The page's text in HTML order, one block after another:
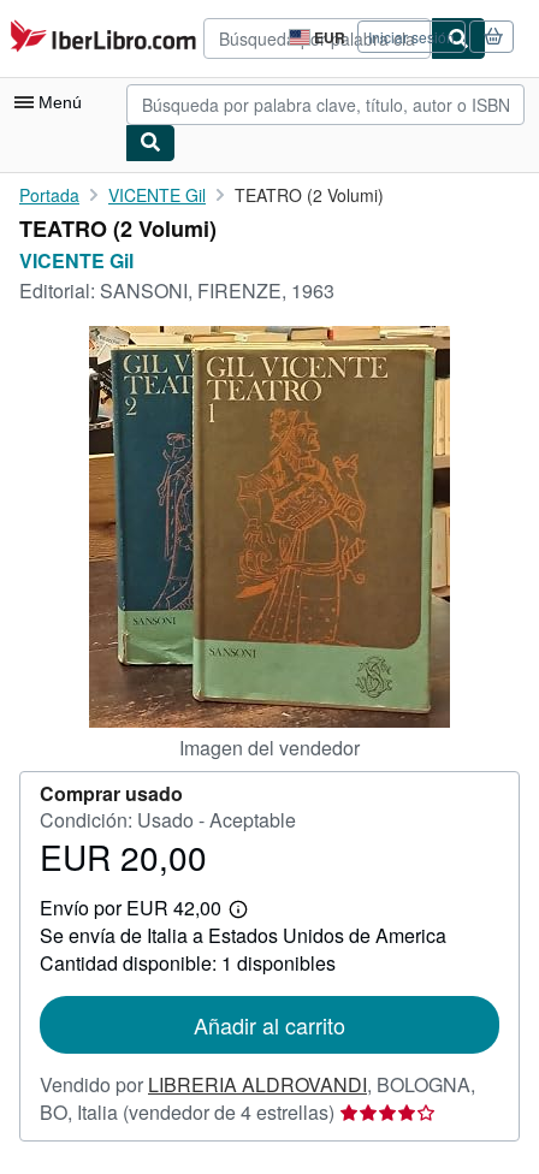
Pasar al contenido principal
IberLibro.com EUR
Preferencias
de
compra
del
Iniciar sesión
Menú
Mi cuenta
Consultar mis pedidos
Libros antiguos
Arte y coleccionismo
Vendedores
Comenzar a vender
CERRAR
Portada VICENTE Gil TEATRO (2 Volumi)
TEATRO (2 Volumi)
VICENTE Gil
Editorial: SANSONI, FIRENZE, 1963
Imagen del vendedor
Comprar usado
Condición: Usado - Aceptable
Precio
20,00
EUR 20,00
Envío por EUR 42,00
Más
información
sobre
las
envío
Se envía de Italia a Estados Unidos de America
Cantidad disponible: 1 disponibles
Añadir al carrito
Vendido por LIBRERIA ALDROVANDI, BOLOGNA,
BO, Italia (vendedor de 4 estrellas) Calificación
del